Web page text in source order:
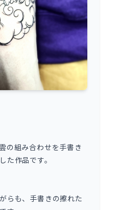
の組み合わせを手書き
た作品です。
らも、手書きの擦れた